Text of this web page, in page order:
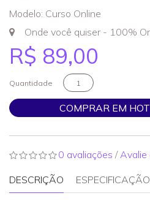
Modelo: Curso Online
Onde você quiser - 100%
R$ 89,00
Quantidade
COMPRAR EM
0 avaliações / Avalie
DESCRIÇÃO ESPECIFICAÇÃO